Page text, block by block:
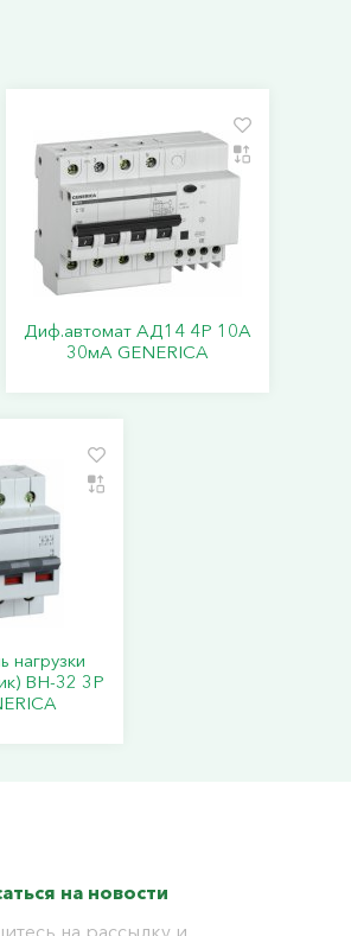
Диф.автомат АД14 4Р 10А
30мА GENERICA
нагрузки
ВН-32 3Р
на новости
на рассылку и